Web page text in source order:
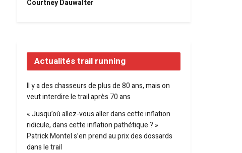
Courtney Dauwalter
Actualités trail running
Il y a des chasseurs de plus de 80 ans, mais on
veut interdire le trail après 70 ans
« Jusqu’où allez-vous aller dans cette inflation
ridicule, dans cette inflation pathétique ? »
Patrick Montel s’en prend au prix des dossards
dans le trail